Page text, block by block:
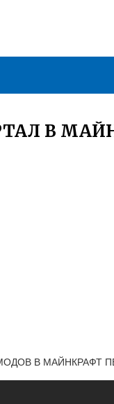
В
В МАЙНКРАФТ ПЕ